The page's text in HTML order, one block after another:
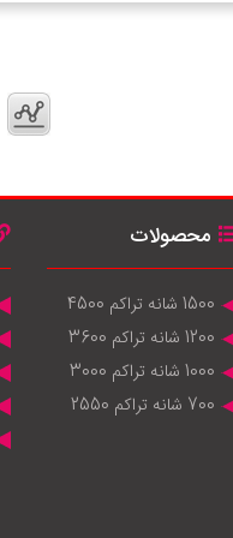
محصولات
1500 شانه تراکم 4500
1200 شانه تراکم 3600
1000 شانه تراکم 3000
700 شانه تراکم 2550